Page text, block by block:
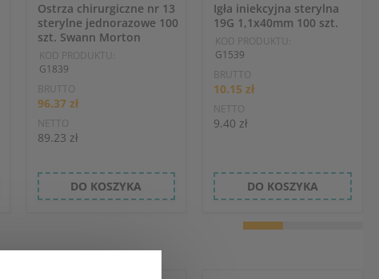
Ostrza chirurgiczne nr 13
sterylne jednorazowe 100
szt. Swann Morton
KOD PRODUKTU:
G1839
BRUTTO
96.37 zł
NETTO
89.23 zł
DO KOSZYKA
Igła iniekcyjna sterylna
19G 1,1x40mm 100 szt.
KOD PRODUKTU:
G1539
BRUTTO
10.15 zł
NETTO
9.40 zł
DO KOSZYKA